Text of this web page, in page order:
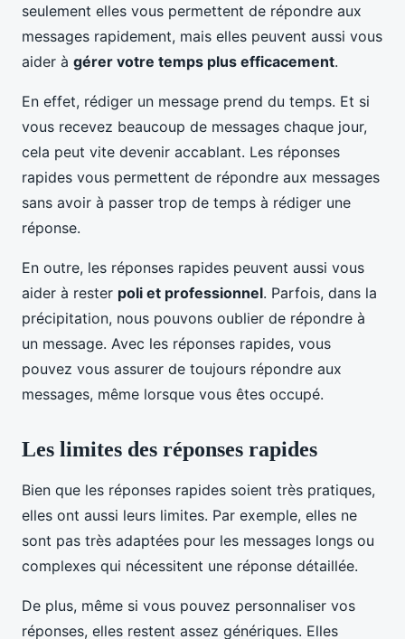
seulement elles vous permettent de répondre aux
messages rapidement, mais elles peuvent aussi vous
aider à gérer votre temps plus efficacement.
En effet, rédiger un message prend du temps. Et si
vous recevez beaucoup de messages chaque jour,
cela peut vite devenir accablant. Les réponses
rapides vous permettent de répondre aux messages
sans avoir à passer trop de temps à rédiger une
réponse.
En outre, les réponses rapides peuvent aussi vous
aider à rester poli et professionnel. Parfois, dans la
précipitation, nous pouvons oublier de répondre à
un message. Avec les réponses rapides, vous
pouvez vous assurer de toujours répondre aux
messages, même lorsque vous êtes occupé.
Les limites des réponses rapides
Bien que les réponses rapides soient très pratiques,
elles ont aussi leurs limites. Par exemple, elles ne
sont pas très adaptées pour les messages longs ou
complexes qui nécessitent une réponse détaillée.
De plus, même si vous pouvez personnaliser vos
réponses, elles restent assez génériques. Elles